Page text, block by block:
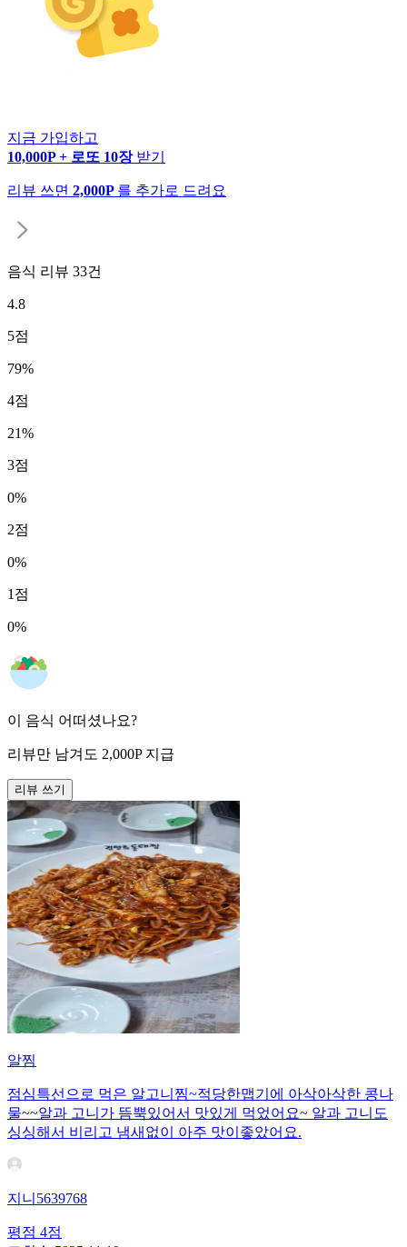
지금 가입하고
10,000P + 로또 10장 받기
리뷰 쓰면 2,000P 를 추가로 드려요
음식 리뷰 33건
4.8
5점
79%
4점
21%
3점
0%
2점
0%
1 점
0%
이 음식 어떠셨나요?
리뷰만 남겨도 2,000P 지급
리뷰 쓰기
알찜
점심특선으로 먹은 알고니찜~적당한맵기에 아삭아삭한 콩나
물~~알과 고니가 뜸뿍있어서 맛있게 먹었어요~ 알과 고니도
싱싱해서 비리고 냄새없이 아주 맛이좋았어요.
지니5639768
평점 4점